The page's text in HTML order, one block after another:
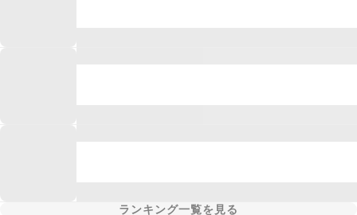
ランキング一覧を見る